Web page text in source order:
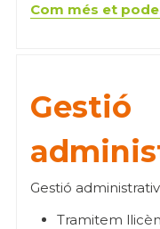
Com més et
Gestió
Gestió
Tramitem